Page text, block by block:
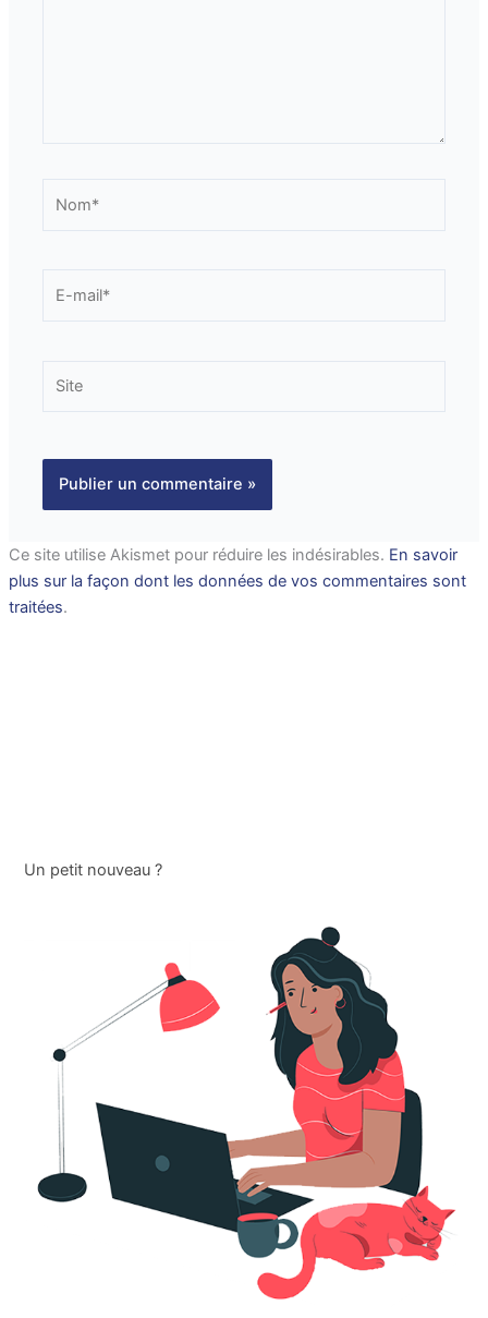
mail*
Ce site utilise Akismet pour réduire les indésirables. En savoir
plus sur la façon dont les données de vos commentaires sont
traitées.
Un petit nouveau ?